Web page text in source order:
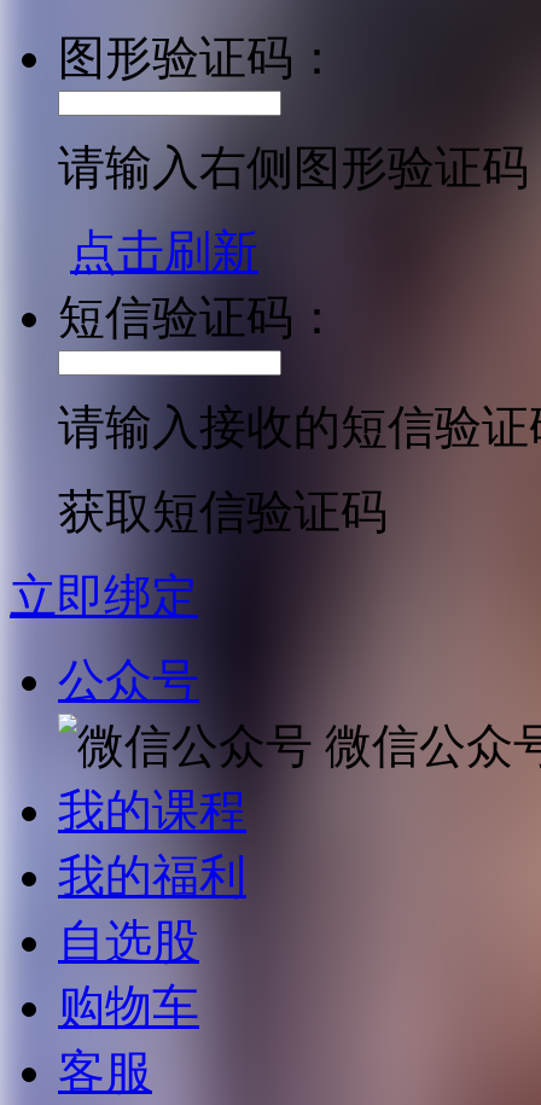
图形验证码：
请输入右侧图形验证码
点击刷新
短信验证码：
请输入接收的短信验证
获取短信验证码
立即绑定
公众号
微信公众
我的课程
我的福利
自选股
购物车
客服